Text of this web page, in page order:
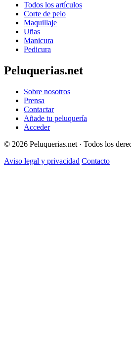
Todos los artículos
Corte de pelo
Maquillaje
Uñas
Manicura
Pedicura
Peluquerias.net
Sobre nosotros
Prensa
Contactar
Añade tu peluquería
Acceder
© 2026 Peluquerias.net · Todos los
Aviso legal y privacidad Contacto